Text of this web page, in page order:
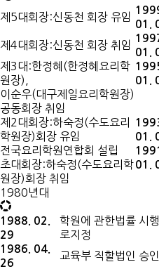
제5대회장:신동천 회장 유임
01.
제4대회장:신동천 회장 취임
01.
제3대:한정혜(한정혜요리학
원장),
이순우(대구제일요리학원장)
공동회장 취임
01.
제2대회장:하숙정(수도요리
학원장)회장 유임
01.
전국요리학원연합회 설립
초대회장:하숙정(수도요리학
원장)회장 취임
01.
1980년대
1988. 02.
29
학원에 관한법률 시
로지정
1986. 04.
26
교육부 직할법인 승인